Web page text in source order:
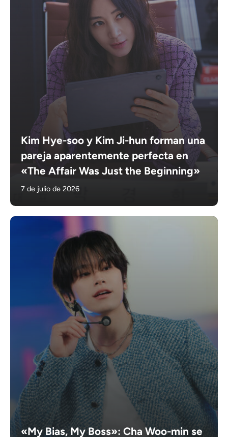
Kim Hye-soo y Kim Ji-hun forman una
pareja aparentemente perfecta en
«The Affair Was Just the Beginning»
7 de julio de 2026
«My Bias, My Boss»: Cha Woo-min se